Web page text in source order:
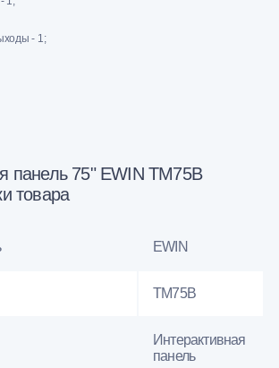
- 1;
панель 75" EWIN TM75B
товара
EWIN
TM75B
Интерактивная
панель